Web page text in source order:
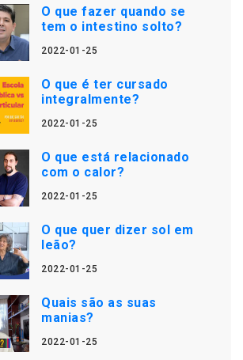
O que fazer quando se
tem o intestino solto?
2022-01-25
O que é ter cursado
integralmente?
2022-01-25
O que está relacionado
com o calor?
2022-01-25
O que quer dizer sol em
leão?
2022-01-25
Quais são as suas
manias?
2022-01-25